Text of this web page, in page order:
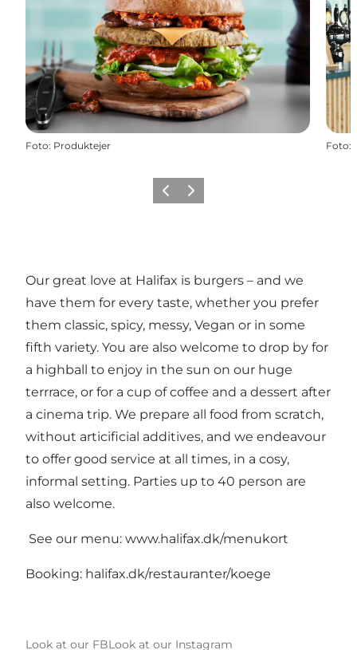
Foto: Produktejer Foto:
Precedente
Avanti
Our great love at Halifax is burgers – and we
have them for every taste, whether you prefer
them classic, spicy, messy, Vegan or in some
fifth variety. You are also welcome to drop by for
a highball to enjoy in the sun on our huge
terrrace, or for a cup of coffee and a dessert after
a cinema trip. We prepare all food from scratch,
without articificial additives, and we endeavour
to offer good service at all times, in a cosy,
informal setting. Parties up to 40 person are
also welcome.
See our menu: www.halifax.dk/menukort
Booking: halifax.dk/restauranter/koege
Look at our FBLook at our Instagram